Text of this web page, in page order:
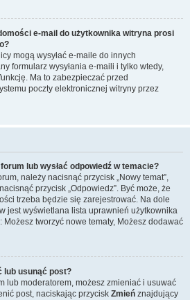
e-mail do użytkownika witryna prosi
mogą wysyłać e-maile do innych
formularz wysyłania e-maili i tylko wtedy,
Ma to zabezpieczać przed
poczty elektronicznej witryny przez
lub wysłać odpowiedź w temacie?
należy nacisnąć przycisk „Nowy temat”,
przycisk „Odpowiedz”. Być może, że
trzeba będzie się zarejestrować. Na dole
jest wyświetlana lista uprawnień użytkownika
Możesz tworzyć nowe tematy, Możesz dodawać
lub usunąć post?
lub moderatorem, możesz zmieniać i usuwać
post, naciskając przycisk Zmień znajdujący